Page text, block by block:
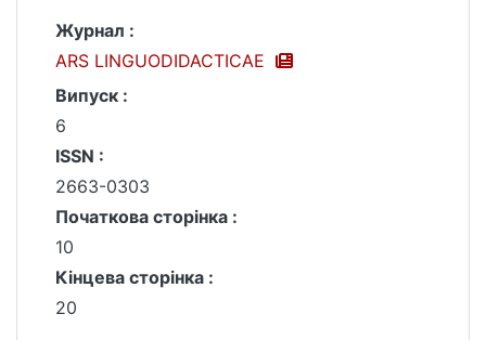
Журнал :
ARS LINGUODIDACTICAE
Випуск :
6
ISSN :
2663-0303
Початкова сторінка :
10
Кінцева сторінка :
20